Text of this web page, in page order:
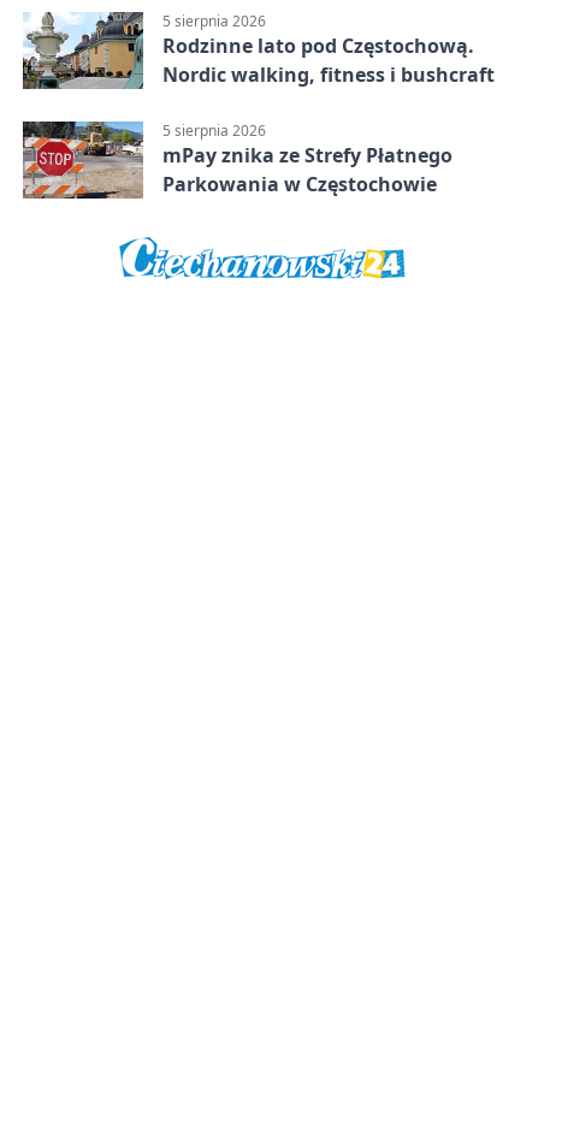
5 sierpnia 2026
Rodzinne lato pod Częstochową.
Nordic walking, fitness i bushcraft
5 sierpnia 2026
mPay znika ze Strefy Płatnego
Parkowania w Częstochowie